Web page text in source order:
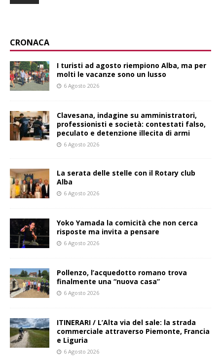
CRONACA
I turisti ad agosto riempiono Alba, ma per
molti le vacanze sono un lusso
6 Agosto 2026
Clavesana, indagine su amministratori,
professionisti e società: contestati falso,
peculato e detenzione illecita di armi
6 Agosto 2026
La serata delle stelle con il Rotary club
Alba
6 Agosto 2026
Yoko Yamada la comicità che non cerca
risposte ma invita a pensare
6 Agosto 2026
Pollenzo, l’acquedotto romano trova
finalmente una “nuova casa”
6 Agosto 2026
ITINERARI / L’Alta via del sale: la strada
commerciale attraverso Piemonte, Francia
e Liguria
6 Agosto 2026